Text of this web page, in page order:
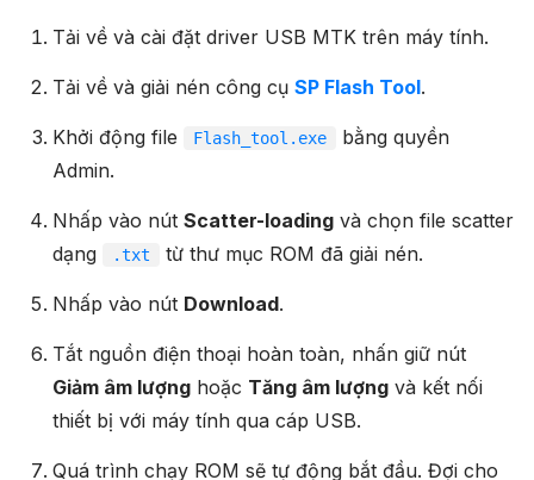
Tải về và cài đặt driver USB MTK trên máy tính.
Tải về và giải nén công cụ SP Flash Tool.
Khởi động file Flash_tool.exe
bằng quyền
Admin.
Nhấp vào nút Scatter-loadingvà chọn file scatter
dạng
.txt từ thư mục ROM đã giải nén.
Nhấp vào nút Download.
Tắt nguồn điện thoại hoàn toàn, nhấn giữ nút
Giảm âm lượnghoặc Tăng âm lượngvà kết nối
thiết bị với máy tính qua cáp USB.
Quá trình chạy ROM sẽ tự động bắt đầu. Đợi cho